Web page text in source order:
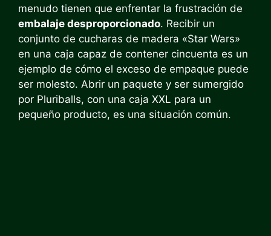
menudo tienen que enfrentar la frustración de
embalaje desproporcionado. Recibir un
conjunto de cucharas de madera «Star Wars»
en una caja capaz de contener cincuenta es un
ejemplo de cómo el exceso de empaque puede
ser molesto. Abrir un paquete y ser sumergido
por Pluriballs, con una caja XXL para un
pequeño producto, es una situación común.